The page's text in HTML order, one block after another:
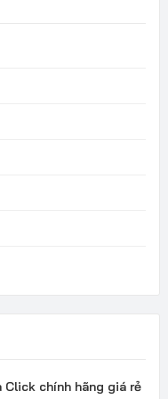
Click chính hãng giá rẻ